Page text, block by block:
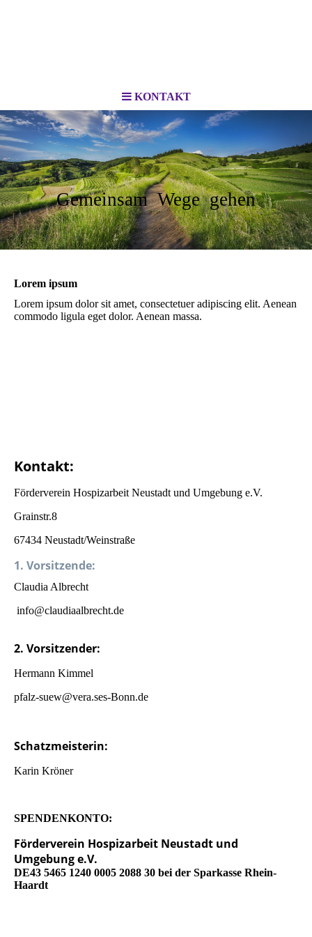
KONTAKT
Gemeinsam Wege gehen
Lorem ipsum
Lorem ipsum dolor sit amet, consectetuer adipiscing elit. Aenean
commodo ligula eget dolor. Aenean massa.
Kontakt:
Förderverein Hospizarbeit Neustadt und Umgebung e.V.
Grainstr.8
67434 Neustadt/Weinstraße
1. Vorsitzende:
Claudia Albrecht
info@claudiaalbrecht.de
2. Vorsitzender:
Hermann Kimmel
pfalz-suew@vera.ses-Bonn.de
Schatzmeisterin:
Karin Kröner
SPENDENKONTO:
Förderverein Hospizarbeit Neustadt und
Umgebung e.V.
DE43 5465 1240 0005 2088 30 bei der Sparkasse Rhein-
Haardt